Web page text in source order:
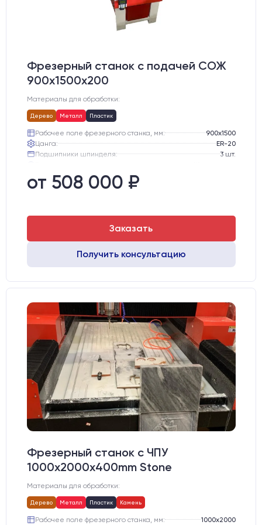
Фрезерный станок с подачей СОЖ
900х1500х200
Материалы для обработки:
Дерево Металл Пластик
Рабочее поле фрезерного станка, мм:
900х1500
Цанга:
ER-20
Подшипники шпинделя:
3 шт.
Двигатели:
от 508 000 ₽
Заказать
Получить консультацию
Фрезерный станок с ЧПУ
1000x2000х400mm Stone
Материалы для обработки:
Дерево Металл Пластик Камень
Рабочее поле фрезерного станка, мм:
1000х2000